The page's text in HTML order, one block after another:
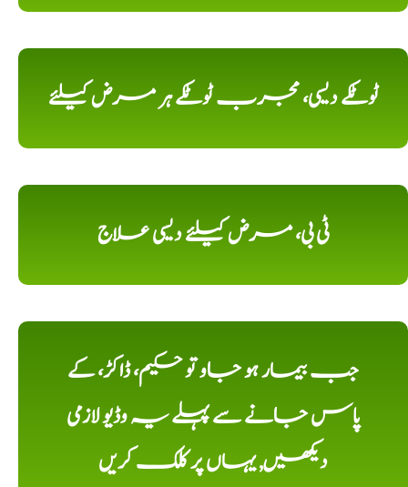
ٹوٹکے دیسی، مجرب ٹوٹکے ہر مرض کیلئے
ٹی بی، مرض کیلئے دیسی علاج
جب بیمار ہو جاو تو حکیم، ڈاکڑ، کے
پاس جانے سے پہلے یہ وڈیو لازمی
دیکھیں, یہاں پر کلک کریں